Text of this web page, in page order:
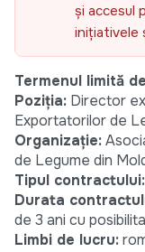
și accesul
inițiativele
Termenul limită
Poziția: Director
Exportatorilor de
Organizație:
de Legume din
Tipul contractului:
Durata
de 3 ani cu
Limbi de lucru: